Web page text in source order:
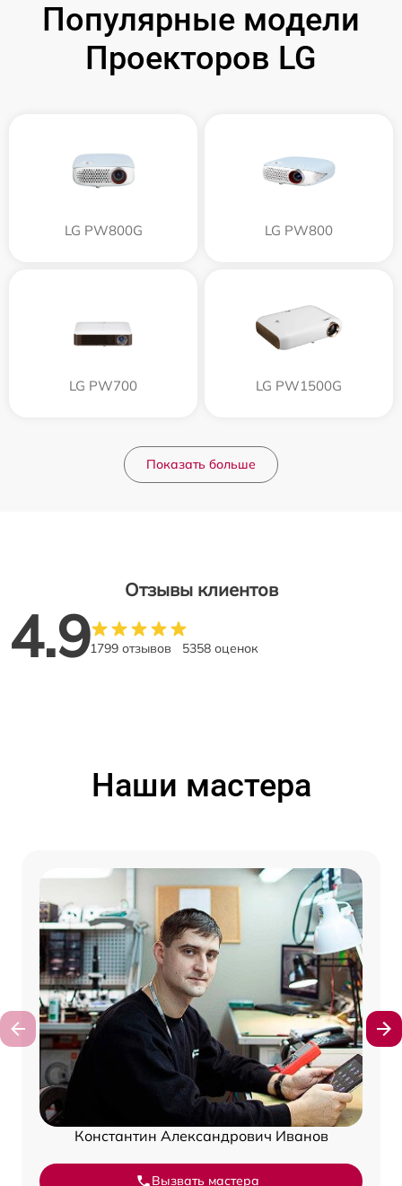
Популярные модели
Проекторов LG
LG PW800G LG PW800
LG PW700 LG PW1500G
Показать больше
Отзывы клиентов
4.91799 отзывов 5358 оценок
Наши мастера
Константин Александрович Иванов
Вызвать мастера